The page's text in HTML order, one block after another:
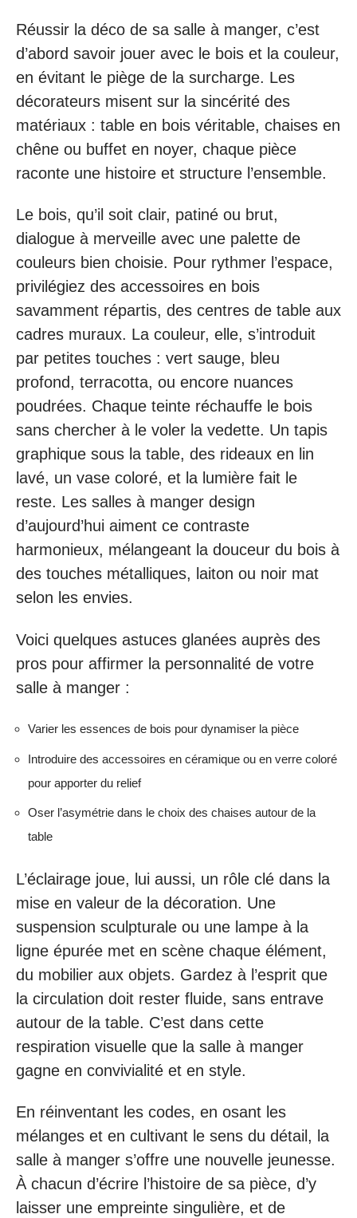
Réussir la déco de sa salle à manger, c’est
d’abord savoir jouer avec le bois et la couleur,
en évitant le piège de la surcharge. Les
décorateurs misent sur la sincérité des
matériaux : table en bois véritable, chaises en
chêne ou buffet en noyer, chaque pièce
raconte une histoire et structure l’ensemble.
Le bois, qu’il soit clair, patiné ou brut,
dialogue à merveille avec une palette de
couleurs bien choisie. Pour rythmer l’espace,
privilégiez des accessoires en bois
savamment répartis, des centres de table aux
cadres muraux. La couleur, elle, s’introduit
par petites touches : vert sauge, bleu
profond, terracotta, ou encore nuances
poudrées. Chaque teinte réchauffe le bois
sans chercher à le voler la vedette. Un tapis
graphique sous la table, des rideaux en lin
lavé, un vase coloré, et la lumière fait le
reste. Les salles à manger design
d’aujourd’hui aiment ce contraste
harmonieux, mélangeant la douceur du bois à
des touches métalliques, laiton ou noir mat
selon les envies.
Voici quelques astuces glanées auprès des
pros pour affirmer la personnalité de votre
salle à manger :
Varier les essences de bois pour dynamiser la pièce
Introduire des accessoires en céramique ou en verre coloré
pour apporter du relief
Oser l’asymétrie dans le choix des chaises autour de la
table
L’éclairage joue, lui aussi, un rôle clé dans la
mise en valeur de la décoration. Une
suspension sculpturale ou une lampe à la
ligne épurée met en scène chaque élément,
du mobilier aux objets. Gardez à l’esprit que
la circulation doit rester fluide, sans entrave
autour de la table. C’est dans cette
respiration visuelle que la salle à manger
gagne en convivialité et en style.
En réinventant les codes, en osant les
mélanges et en cultivant le sens du détail, la
salle à manger s’offre une nouvelle jeunesse.
À chacun d’écrire l’histoire de sa pièce, d’y
laisser une empreinte singulière, et de